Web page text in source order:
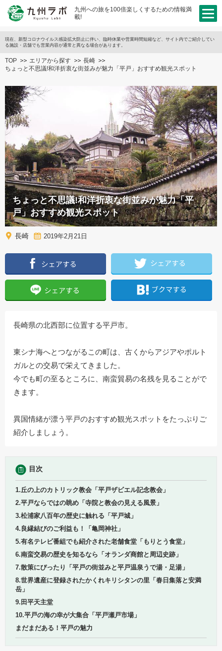
九州への旅を100倍楽しくするための情報満
載!
現在、新型コロナウイルス感染拡大防止に伴い、臨時休業や営業時間短縮など、サイト内でご紹介してい
る施設・店舗でも営業内容が通常と異なる場合があります。
TOP エリアから探す
長崎
ちょっと不思議!和洋折衷な街並みが魅力「平戸」おすすめ観光スポット
ちょっと不思議!和洋折衷な街並みが魅力「平
戸」おすすめ観光スポット
長崎 2019年2月21日
長崎県の北西部に位置する平戸市。
東シナ海へとつながるこの町は、古くからアジアやポルト
ガルとの交易で栄えてきました。
今でも町の至るところに、南蛮貿易の名残を見ることがで
きます。
異国情緒が漂う平戸のおすすめ観光スポットをたっぷりご
紹介しましょう。
目次
1.丘の上のカトリック教会「平戸ザビエル記念教会」
2.平戸ならではの眺め「寺院と教会の見える風景」
3.松浦家八百年の歴史に触れる「平戸城」
4.良縁結びのご利益も！「亀岡神社」
5.有名テレビ番組でも紹介された老舗食堂「もりとう食堂」
6.南蛮交易の歴史を知るなら「オランダ商館と周辺史跡」
7.散策にぴったり「平戸の街並みと平戸温泉うで湯・足湯」
8.世界遺産に登録されたかくれキリシタンの里「春日集落と安満
岳」
9.田平天主堂
10.平戸の海の幸が大集合「平戸瀬戸市場」
まだまだある！平戸の魅力